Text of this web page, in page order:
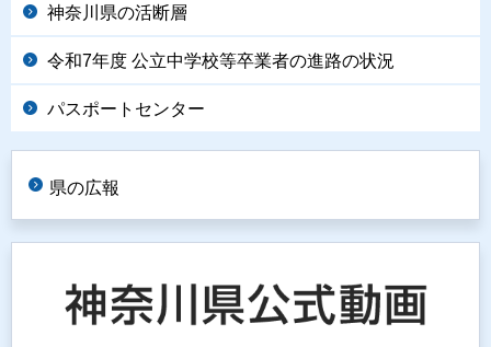
神奈川県の活断層
令和7年度 公立中学校等卒業者の進路の状況
パスポートセンター
県の広報